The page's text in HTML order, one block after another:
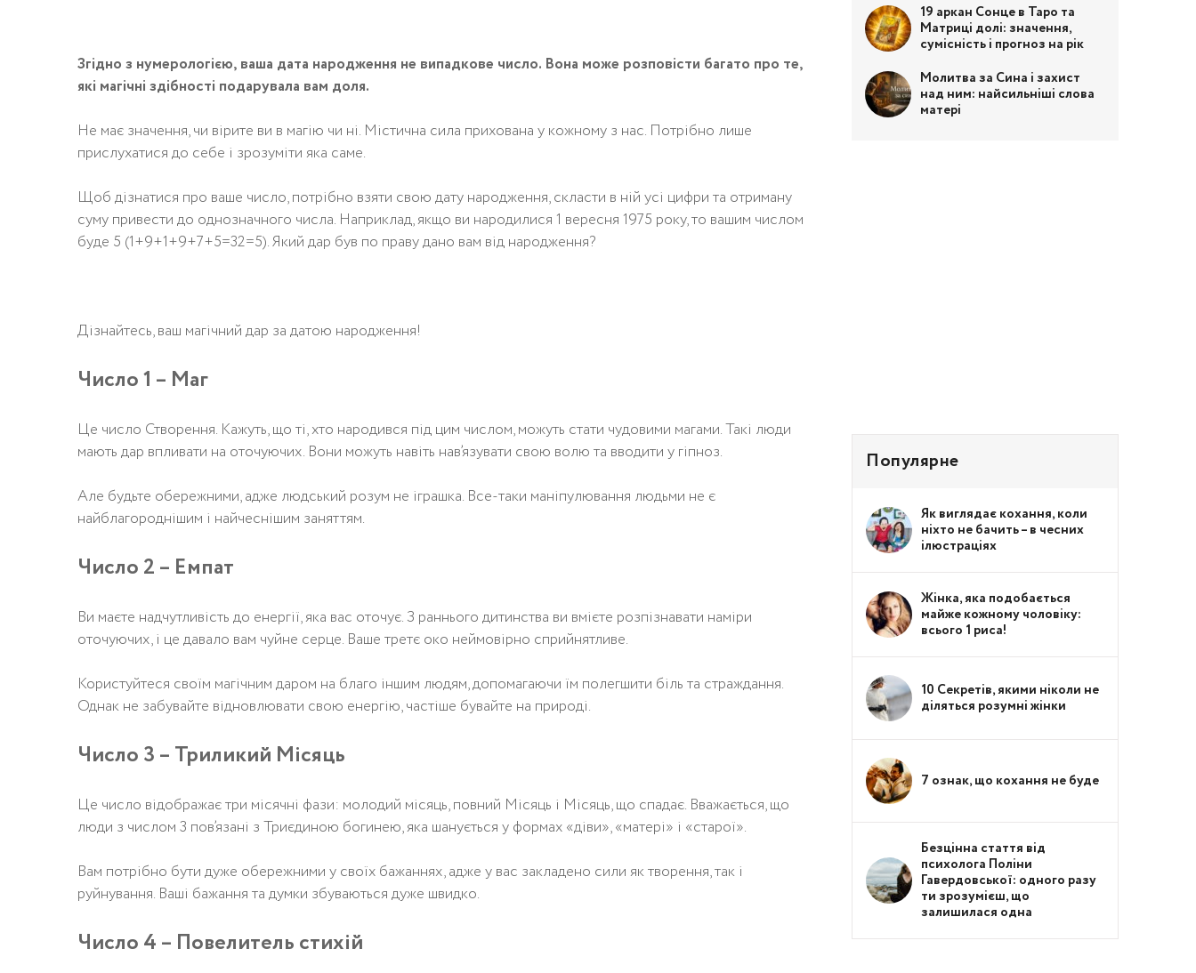
Згідно з нумерологією, ваша дата народження не випадкове число. Вона може розповісти багато про те,
які магічні здібності подарувала вам доля.
Не має значення, чи вірите ви в магію чи ні. Містична сила прихована у кожному з нас. Потрібно лише
прислухатися до себе і зрозуміти яка саме.
Щоб дізнатися про ваше число, потрібно взяти свою дату народження, скласти в ній усі цифри та отриману
суму привести до однозначного числа. Наприклад, якщо ви народилися 1 вересня 1975 року, то вашим числом
буде 5 (1+9+1+9+7+5=32=5). Який дар був по праву дано вам від народження?
Дізнайтесь, ваш магічний дар за датою народження!
Число 1 – Маг
Це число Створення. Кажуть, що ті, хто народився під цим числом, можуть стати чудовими магами. Такі люди
мають дар впливати на оточуючих. Вони можуть навіть нав’язувати свою волю та вводити у гіпноз.
Але будьте обережними, адже людський розум не іграшка. Все-таки маніпулювання людьми не є
найблагороднішим і найчеснішим заняттям.
Число 2 – Емпат
Ви маєте надчутливість до енергії, яка вас оточує. З раннього дитинства ви вмієте розпізнавати наміри
оточуючих, і це давало вам чуйне серце. Ваше третє око неймовірно сприйнятливе.
Користуйтеся своїм магічним даром на благо іншим людям, допомагаючи їм полегшити біль та страждання.
Однак не забувайте відновлювати свою енергію, частіше бувайте на природі.
Число 3 – Триликий Місяць
Це число відображає три місячні фази: молодий місяць, повний Місяць і Місяць, що спадає. Вважається, що
люди з числом 3 пов’язані з Триєдиною богинею, яка шанується у формах «діви», «матері» і «старої».
Вам потрібно бути дуже обережними у своїх бажаннях, адже у вас закладено сили як творення, так і
руйнування. Ваші бажання та думки збуваються дуже швидко.
Число 4 – Повелитель стихій
19 аркан Сонце в Таро та
Матриці долі: значення,
сумісність і прогноз на рік
Молитва за Сина і захист
над ним: найсильніші слова
матері
Популярне
Як виглядає кохання, коли
ніхто не бачить – в чесних
ілюстраціях
Жінка, яка подобається
майже кожному чоловіку:
всього 1 риса!
10 Секретів, якими ніколи не
діляться розумні жінки
7 ознак, що кохання не буде
Безцінна стаття від
психолога Поліни
Гавердовської: одного разу
ти зрозумієш, що
залишилася одна